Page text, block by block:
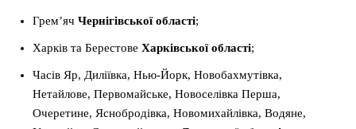
Грем’яч Чернігівської області;
Харків та Берестове Харківської області;
Часів Яр, Диліївка, Нью-Йорк, Новобахмутівка,
Нетайлове, Первомайське, Новоселівка Перша,
Очеретине, Яснобродівка, Новомихайлівка, Водяне,